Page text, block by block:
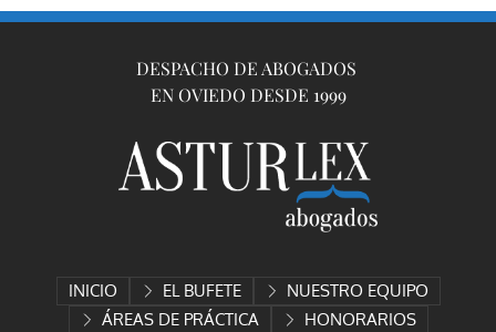
DESPACHO DE ABOGADOS
EN OVIEDO DESDE 1999
INICIO EL BUFETE
NUESTRO EQUIPO
ÁREAS DE PRÁCTICA
HONORARIOS